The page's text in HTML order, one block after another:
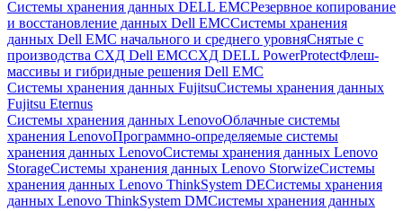
Системы хранения данных DELL EMCРезервное копирование
и восстановление данных Dell EMCСистемы хранения
данных Dell EMC начального и среднего уровняСнятые с
производства СХД Dell EMCСХД DELL PowerProtectФлеш-
массивы и гибридные решения Dell EMC
Системы хранения данных FujitsuСистемы хранения данных
Fujitsu Eternus
Системы хранения данных LenovoОблачные системы
хранения LenovoПрограммно-определяемые системы
хранения данных LenovoСистемы хранения данных Lenovo
StorageСистемы хранения данных Lenovo StorwizeСистемы
хранения данных Lenovo ThinkSystem DEСистемы хранения
данных Lenovo ThinkSystem DMСистемы хранения данных